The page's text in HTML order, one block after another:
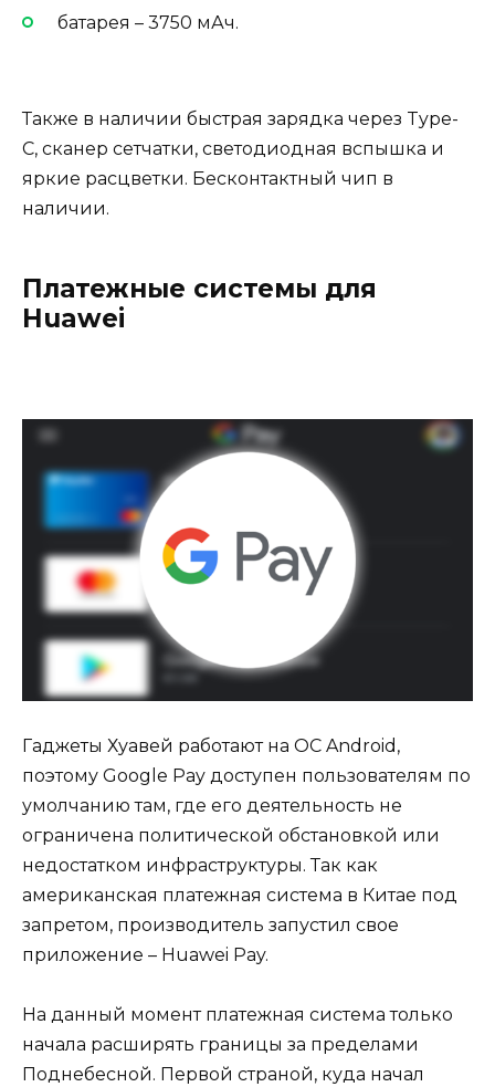
батарея – 3750 мАч.
Также в наличии быстрая зарядка через Type-
C, сканер сетчатки, светодиодная вспышка и
яркие расцветки. Бесконтактный чип в
наличии.
Платежные системы для
Huawei
Гаджеты Хуавей работают на ОС Android,
поэтому Google Pay доступен пользователям по
умолчанию там, где его деятельность не
ограничена политической обстановкой или
недостатком инфраструктуры. Так как
американская платежная система в Китае под
запретом, производитель запустил свое
приложение – Huawei Pay.
На данный момент платежная система только
начала расширять границы за пределами
Поднебесной. Первой страной, куда начал